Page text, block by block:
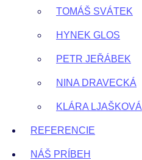
TOMÁŠ SVÁTEK
HYNEK GLOS
PETR JEŘÁBEK
NINA DRAVECKÁ
KLÁRA LJAŠKOVÁ
REFERENCIE
NÁŠ PRÍBEH